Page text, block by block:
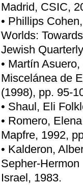
Madrid, CSIC,
• Phillips
Worlds:
Jewish
• Martín
Miscelánea de
(1998), pp. 95-
• Shaul, Eli
• Romero,
Mapfre, 1992,
• Kalderon,
Sepher-
Israel, 1983.